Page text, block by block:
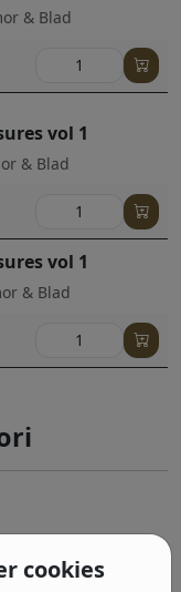
& Blad
vol 1
& Blad
vol 1
& Blad
trä;Randiga;Sten,
cookies